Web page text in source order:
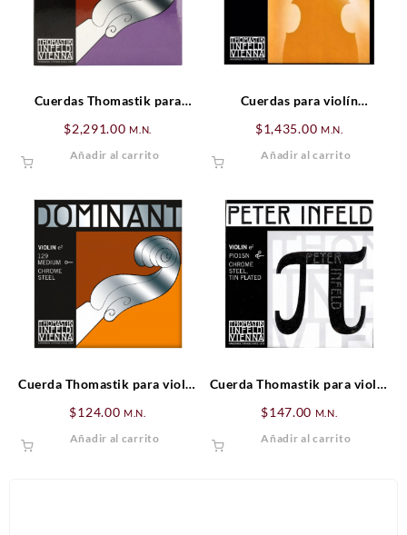
Cuerdas Thomastik para
$2,291.00 M.N.
Añadir al carrito
Cuerdas para violín
SET
$1,435.00 M.N.
Añadir al carrito
Cuerda Thomastik para violín
$124.00 M.N.
Añadir al carrito
Cuerda Thomastik para violín
$147.00 M.N.
Añadir al carrito